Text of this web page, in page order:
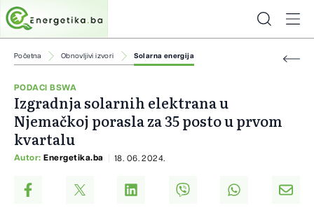
Početna Obnovljivi izvori Solarna energija
PODACI BSWA
Izgradnja solarnih elektrana u
Njemačkoj porasla za 35 posto u prvom
kvartalu
Autor: Energetika.ba 18. 06. 2024.